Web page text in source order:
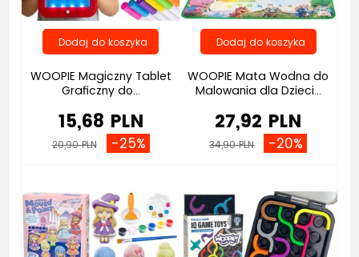
WOOPIE Magiczny Tablet
Graficzny do...
15,68 PLN
20,90 PLN -25%
WOOPIE Mata Wodna do
Malowania dla Dzieci...
27,92 PLN
34,90 PLN -20%